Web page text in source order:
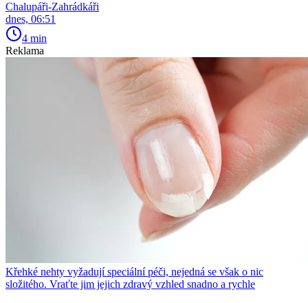
Chalupáři-Zahrádkáři
dnes, 06:51
4 min
Reklama
Křehké nehty vyžadují speciální péči, nejedná se však o nic
složitého. Vraťte jim jejich zdravý vzhled snadno a rychle